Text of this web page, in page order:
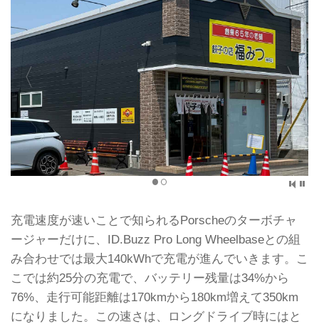
充電速度が速いことで知られるPorscheのターボチャ
ージャーだけに、ID.Buzz Pro Long Wheelbaseとの組
み合わせでは最大140kWhで充電が進んでいきます。こ
こでは約25分の充電で、バッテリー残量は34%から
76%、走行可能距離は170kmから180km増えて350km
になりました。この速さは、ロングドライブ時にはと